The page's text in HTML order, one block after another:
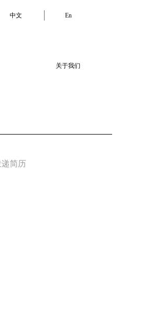
关于我们
中文 En
递简历